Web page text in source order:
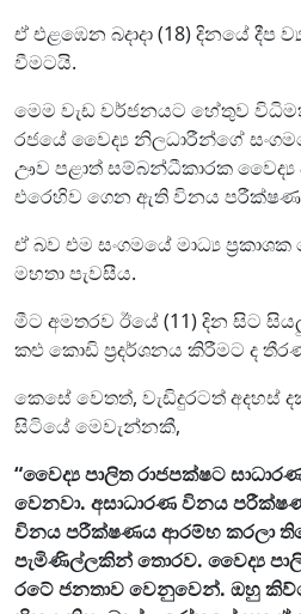
ඒ එළඹෙන බදාදා (18) දිනයේ දීප
වීමටයි.
මෙම වැඩ වර්ජනයට හේතුව
රජයේ වෛද්‍ය නිලධාරීන්ගේ
ඌව පළාත් සම්බන්ධීකාරක වෛද්‍ය
එරෙහිව ගෙන ඇති විනය
ඒ බව එම සංගමයේ මාධ්‍ය
මහතා පැවසීය.
මීට අමතරව ඊයේ (11) දින සිට
කළු කොඩි ප්‍රදර්ශනය කිරීමට ද
කෙසේ වෙතත්, වැඩිදුරටත් අදහස්
සිටියේ මෙවැන්නකී,
“වෛද්‍ය පාලිත රාජපක්ෂට
වෙනවා. අසාධාරණ විනය
විනය පරීක්ෂණය ආරම්භ කරලා
පැමිණිල්ලකින් තොරව. වෛද්‍ය
රටේ ජනතාව වෙනුවෙන්. ඔහු